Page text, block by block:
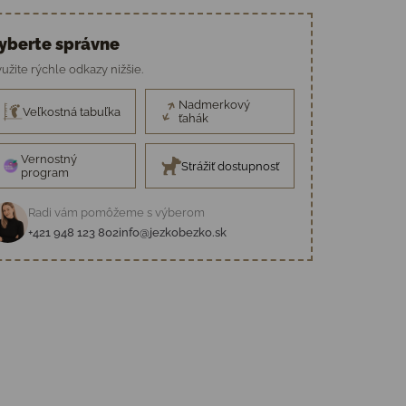
správne
rýchle odkazy nižšie.
Veľkostná tabuľka
Nadmerkový
ťahák
Vernostný
program
Strážiť dostupnosť
Radi vám pomôžeme s výberom
+421 948 123 802info@jezkobezko.sk